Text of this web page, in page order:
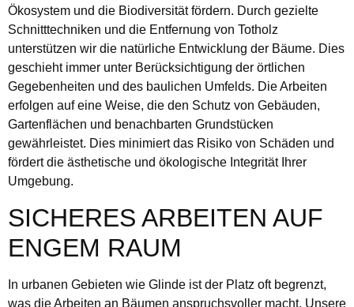
Ökosystem und die Biodiversität fördern. Durch gezielte
Schnitttechniken und die Entfernung von Totholz
unterstützen wir die natürliche Entwicklung der Bäume. Dies
geschieht immer unter Berücksichtigung der örtlichen
Gegebenheiten und des baulichen Umfelds. Die Arbeiten
erfolgen auf eine Weise, die den Schutz von Gebäuden,
Gartenflächen und benachbarten Grundstücken
gewährleistet. Dies minimiert das Risiko von Schäden und
fördert die ästhetische und ökologische Integrität Ihrer
Umgebung.
SICHERES ARBEITEN AUF
ENGEM RAUM
In urbanen Gebieten wie Glinde ist der Platz oft begrenzt,
was die Arbeiten an Bäumen anspruchsvoller macht. Unsere